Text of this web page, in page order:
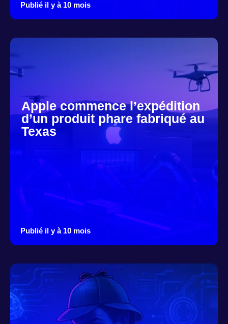
Publié il y à 10 mois
Apple commence l’expédition
d’un produit phare fabriqué au
Texas
Publié il y à 10 mois